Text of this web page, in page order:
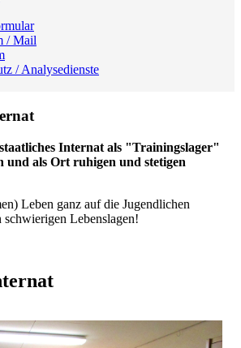
/ Mail
/ Analysedienste
Internat als "Trainingslager"
und als Ort ruhigen und stetigen
Leben ganz auf die Jugendlichen
schwierigen Lebenslagen!